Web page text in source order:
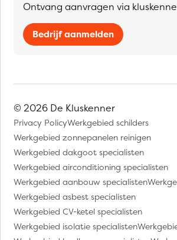
Ontvang aanvragen via
Bedrijf aanmelden
© 2026 De Kluskenner
Privacy PolicyWerkgebied schilders
Werkgebied zonnepanelen reinigen
Werkgebied dakgoot specialisten
Werkgebied airconditioning specialisten
Werkgebied aanbouw specialisten
Werkgebied asbest specialisten
Werkgebied CV-ketel specialisten
Werkgebied isolatie specialisten